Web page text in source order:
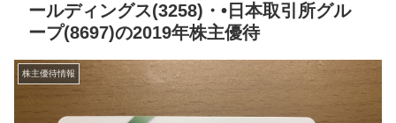
ールディングス(3258)・•日本取引所グル
ープ(8697)の2019年株主優待
株主優待情報